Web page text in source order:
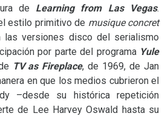
de Learning from Las Vegas.
estilo primitivo de musique concret
versiones disco del serialismo
por parte del programa Yule
TVas Fireplace, de 1969, de Jan
en que los medios cubrieron el
–desde su histórica repetición
de Lee Harvey Oswald hasta su